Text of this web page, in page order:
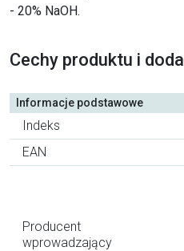
- 20% NaOH.
Cechy produktu i
Informacje podstawowe
Indeks
EAN
Producent
wprowadzający